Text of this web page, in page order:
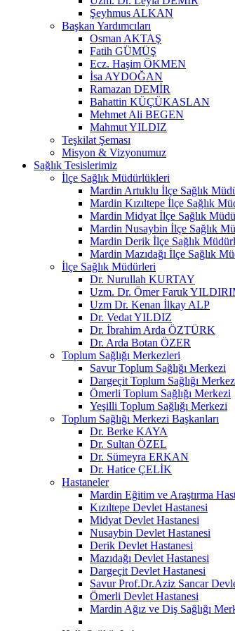
Şeyhmus ALKAN
Başkan Yardımcıları
Osman AKTAŞ
Fatih GÜMÜŞ
Ecz. Haşim ÖKMEN
İsa AYDOĞAN
Ramazan DEMİR
Bahattin KÜÇÜKASLAN
Mehmet Ali BEGEN
Mahmut YILDIZ
Teşkilat Şeması
Misyon & Vizyonumuz
Sağlık Tesislerimiz
İlçe Sağlık Müdürlükleri
Mardin Artuklu İlçe Sağlık
Mardin Kızıltepe İlçe Sağlık
Mardin Midyat İlçe Sağlık
Mardin Nusaybin İlçe Sağlık
Mardin Derik İlçe Sağlık
Mardin Mazıdağı İlçe Sağlık
İlçe Sağlık Müdürleri
Dr. Nurullah KURTAY
Uzm. Dr. Ömer Faruk
Uzm Dr. Kenan İlkay ALP
Dr. Vedat YILDIZ
Dr. İbrahim Arda ÖZTÜRK
Dr. Arda Botan ÖZER
Toplum Sağlığı Merkezleri
Savur Toplum Sağlığı Merkezi
Dargeçit Toplum Sağlığı
Ömerli Toplum Sağlığı Merkezi
Yeşilli Toplum Sağlığı Merkezi
Toplum Sağlığı Merkezi Başkanları
Dr. Berke KAYA
Dr. Sultan ÖZEL
Dr. Sümeyra ERKAN
Dr. Hatice ÇELİK
Hastaneler
Mardin Eğitim ve Araştırma
Kızıltepe Devlet Hastanesi
Midyat Devlet Hastanesi
Nusaybin Devlet Hastanesi
Derik Devlet Hastanesi
Mazıdağı Devlet Hastanesi
Dargeçit Devlet Hastanesi
Savur Prof.Dr.Aziz Sancar
Ömerli Devlet Hastanesi
Mardin Ağız ve Diş Sağlığı